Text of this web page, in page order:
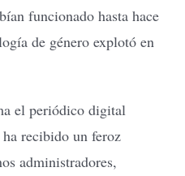
funcionado hasta hace
de género explotó en
el periódico digital
recibido un feroz
administradores,